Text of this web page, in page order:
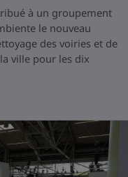
à un groupement
le nouveau
des voiries et de
ville pour les dix